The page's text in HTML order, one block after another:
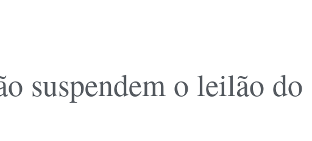
suspendem o leilão do